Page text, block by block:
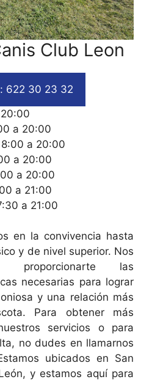
Club Leon
622 30 23 32
a 20:00
8:00 a 20:00
a 20:00
a 20:00
a 21:00
a 21:00
en la convivencia hasta
y de nivel superior. Nos
proporcionarte las
necesarias para lograr
y una relación más
Para obtener más
servicios o para
no dudes en llamarnos
ubicados en San
y estamos aquí para